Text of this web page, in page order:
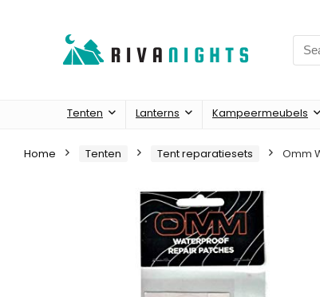
for:
Tenten Lanterns Kampeermeubels
Home Tenten Tent reparatiesets Omm